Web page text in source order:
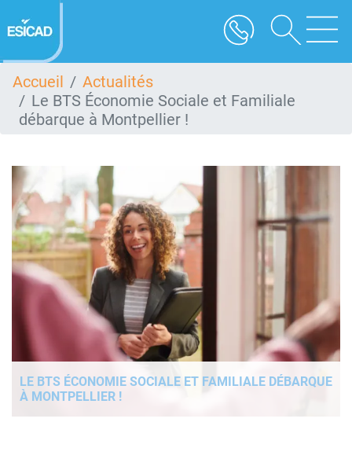
au
contenu
Accueil
Actualités
Le BTS Économie Sociale et Familiale
débarque à Montpellier !
LE BTS ÉCONOMIE SOCIALE ET FAMILIALE DÉBARQUE
À MONTPELLIER !